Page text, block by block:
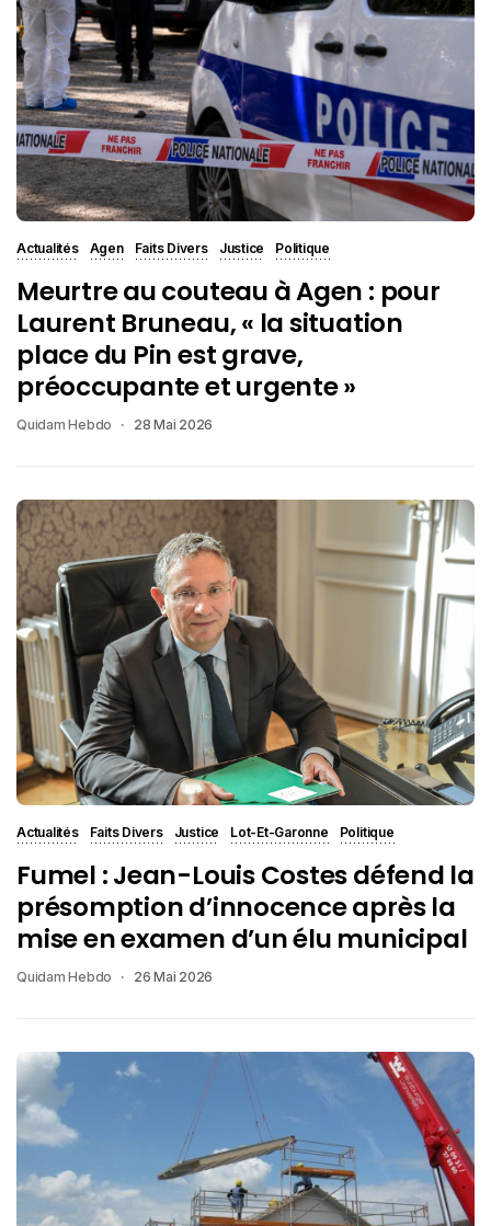
Actualités Agen Faits Divers Justice Politique
Meurtre au couteau à Agen : pour
Laurent Bruneau, « la situation
place du Pin est grave,
préoccupante et urgente »
Quidam Hebdo 28 Mai 2026
Actualités Faits Divers Justice Lot-Et-Garonne Politique
Fumel : Jean-Louis Costes défend la
présomption d’innocence après la
mise en examen d’un élu municipal
Quidam Hebdo 26 Mai 2026